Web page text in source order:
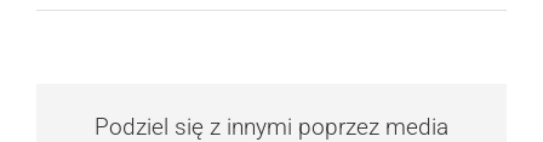
Podziel się z innymi poprzez media